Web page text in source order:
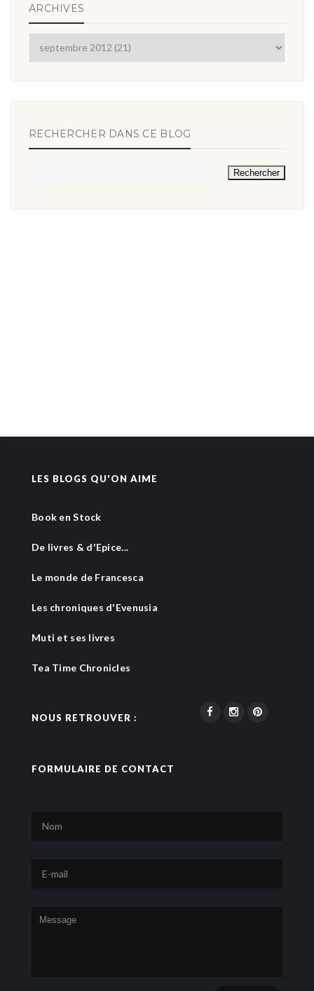
ARCHIVES
RECHERCHER DANS CE BLOG
LES BLOGS QU'ON AIME
Book en Stock
De livres & d'Epice...
Le monde de Francesca
Les chroniques d'Evenusia
Muti et ses livres
Tea Time Chronicles
NOUS RETROUVER :
FORMULAIRE DE CONTACT